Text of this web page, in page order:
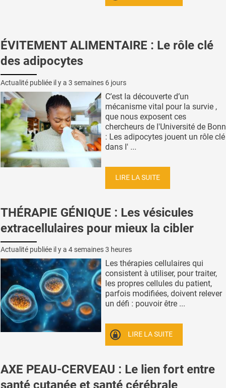
ÉVITEMENT ALIMENTAIRE : Le rôle clé
des adipocytes
Actualité publiée il y a 3 semaines 6 jours
C’est la découverte d’un
mécanisme vital pour la survie ,
que nous exposent ces
chercheurs de l'Université de Bonn
: Les adipocytes jouent un rôle clé
dans l' ...
LIRE LA SUITE
THÉRAPIE GÉNIQUE : Les vésicules
extracellulaires pour mieux la cibler
Actualité publiée il y a 4 semaines 3 heures
Les thérapies cellulaires qui
consistent à utiliser, pour traiter,
les propres cellules du patient,
parfois modifiées, doivent relever
un défi : pouvoir être ...
LIRE LA SUITE
AXE PEAU-CERVEAU : Le lien fort entre
santé cutanée et santé cérébrale